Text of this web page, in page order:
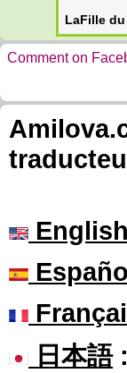
LaFille
Comment on
English
日本語: